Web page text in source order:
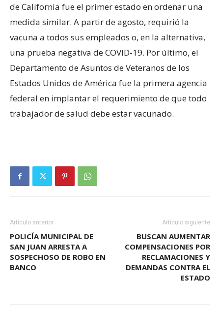
de California fue el primer estado en ordenar una
medida similar. A partir de agosto, requirió la
vacuna a todos sus empleados o, en la alternativa,
una prueba negativa de COVID-19. Por último, el
Departamento de Asuntos de Veteranos de los
Estados Unidos de América fue la primera agencia
federal en implantar el requerimiento de que todo
trabajador de salud debe estar vacunado.
Artículo anterior
POLICÍA MUNICIPAL DE
SAN JUAN ARRESTA A
SOSPECHOSO DE ROBO EN
BANCO
Artículo siguiente
BUSCAN AUMENTAR
COMPENSACIONES POR
RECLAMACIONES Y
DEMANDAS CONTRA EL
ESTADO